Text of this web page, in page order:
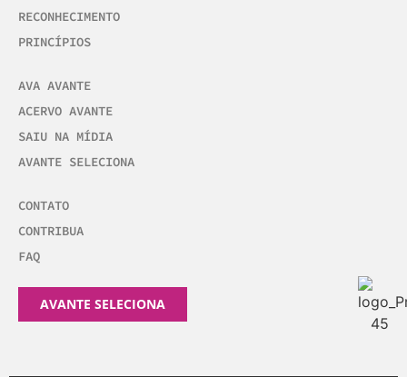
RECONHECIMENTO
PRINCÍPIOS
AVA AVANTE
ACERVO AVANTE
SAIU NA MÍDIA
AVANTE SELECIONA
CONTATO
CONTRIBUA
FAQ
AVANTE SELECIONA